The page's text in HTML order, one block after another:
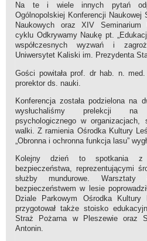
Na te i wiele innych pytań
Ogólnopolskiej Konferencji Naukowej
Naukowych oraz XIV Seminarium
cyklu Odkrywamy Naukę pt.
współczesnych wyzwań i
Uniwersytet Kaliski im. Prezydenta
Gości powitała prof. dr hab. n.
prorektor ds. nauki.
Konferencja została podzielona na
wysłuchaliśmy prelekcji na
psychologicznego w organizacjach,
walki. Z ramienia Ośrodka Kultury
„Obronna i ochronna funkcja lasu”
Kolejny dzień to spotkania z
bezpieczeństwa, reprezentującymi
służby mundurowe.
bezpieczeństwem w lesie
Dziale Parkowym Ośrodka Kultury
przygotował także stoisko
Straż Pożarna w Pleszewie oraz
Antonin.